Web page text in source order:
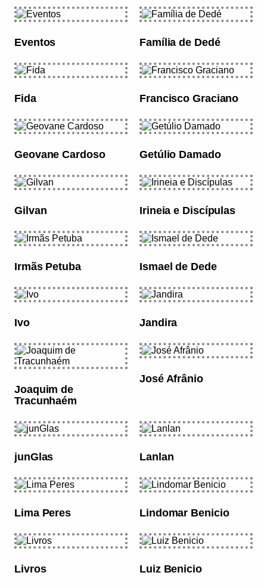
Eventos Família de Dedé
Fida Francisco Graciano
Geovane Cardoso Getúlio Damado
Gilvan Irineia e Discípulas
Irmãs Petuba Ismael de Dede
Ivo Jandira
Joaquim de
Tracunhaém
José Afrânio
junGlas Lanlan
Lima Peres Lindomar Benicio
Livros Luiz Benicio